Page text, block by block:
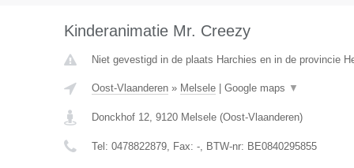
Kinderanimatie Mr. Creezy
Niet gevestigd in de plaats Harchies en in de provincie
Oost-Vlaanderen» Melsele| Google maps ▼
Donckhof 12, 9120 Melsele(Oost-Vlaanderen)
Tel: 0478822879, Fax: -, BTW-nr: BE0840295855